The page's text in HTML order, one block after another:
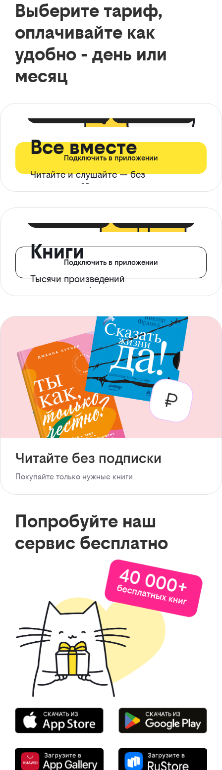
Выберите тариф,
оплачивайте как
удобно - день или
месяц
Все вместе
Читайте и слушайте — без
ограничений*
Подключить в приложении
Книги
Тысячи произведений
с доступом офлайн
Подключить в приложении
Читайте без подписки
Покупайте только нужные книги
Попробуйте наш
сервис бесплатно